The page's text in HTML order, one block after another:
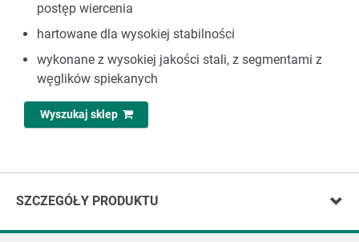
postęp wiercenia
hartowane dla wysokiej stabilności
wykonane z wysokiej jakości stali, z segmentami z
węglików spiekanych
Wyszukaj sklep
SZCZEGÓŁY PRODUKTU